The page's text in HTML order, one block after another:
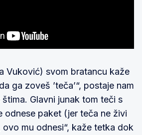
Vuković) svom bratancu kaže
ga zoveš ’teča’“, postaje nam
Glavni junak tom teči s
odnese paket (jer teča ne živi
ovo mu odnesi“, kaže tetka dok